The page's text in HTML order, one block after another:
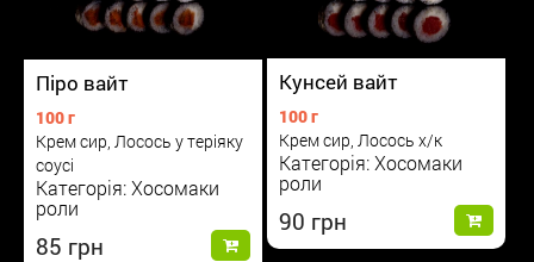
Піро вайт
100 г
Крем сир, Лосось у теріяку
соусі
Категорія: Хосомаки
роли
85
Кунсей вайт
100 г
Крем сир, Лосось х/к
Категорія: Хосомаки
роли
90